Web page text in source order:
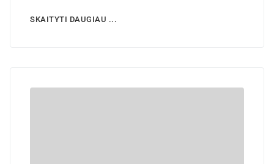
SKAITYTI DAUGIAU ...